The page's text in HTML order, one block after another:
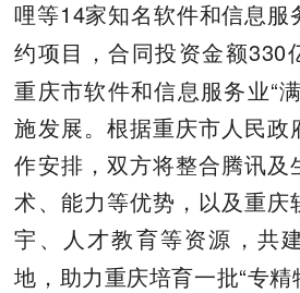
哩等14家知名软件和信息服
约项目，合同投资金额330
重庆市软件和信息服务业“
施发展。根据重庆市人民政
作安排，双方将整合腾讯及
术、能力等优势，以及重庆
宇、人才教育等资源，共
地，助力重庆培育一批“专精